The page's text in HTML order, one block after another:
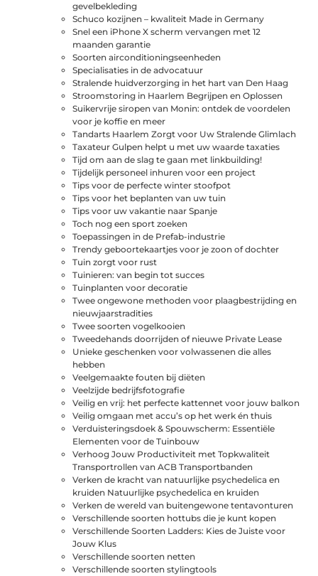
gevelbekleding
Schuco kozijnen – kwaliteit Made in Germany
Snel een iPhone X scherm vervangen met 12
maanden garantie
Soorten airconditioningseenheden
Specialisaties in de advocatuur
Stralende huidverzorging in het hart van Den Haag
Stroomstoring in Haarlem Begrijpen en Oplossen
Suikervrije siropen van Monin: ontdek de voordelen
voor je koffie en meer
Tandarts Haarlem Zorgt voor Uw Stralende Glimlach
Taxateur Gulpen helpt u met uw waarde taxaties
Tijd om aan de slag te gaan met linkbuilding!
Tijdelijk personeel inhuren voor een project
Tips voor de perfecte winter stoofpot
Tips voor het beplanten van uw tuin
Tips voor uw vakantie naar Spanje
Toch nog een sport zoeken
Toepassingen in de Prefab-industrie
Trendy geboortekaartjes voor je zoon of dochter
Tuin zorgt voor rust
Tuinieren: van begin tot succes
Tuinplanten voor decoratie
Twee ongewone methoden voor plaagbestrijding en
nieuwjaarstradities
Twee soorten vogelkooien
Tweedehands doorrijden of nieuwe Private Lease
Unieke geschenken voor volwassenen die alles
hebben
Veelgemaakte fouten bij diëten
Veelzijde bedrijfsfotografie
Veilig en vrij: het perfecte kattennet voor jouw balkon
Veilig omgaan met accu’s op het werk én thuis
Verduisteringsdoek & Spouwscherm: Essentiële
Elementen voor de Tuinbouw
Verhoog Jouw Productiviteit met Topkwaliteit
Transportrollen van ACB Transportbanden
Verken de kracht van natuurlijke psychedelica en
kruiden Natuurlijke psychedelica en kruiden
Verken de wereld van buitengewone tentavonturen
Verschillende soorten hottubs die je kunt kopen
Verschillende Soorten Ladders: Kies de Juiste voor
Jouw Klus
Verschillende soorten netten
Verschillende soorten stylingtools